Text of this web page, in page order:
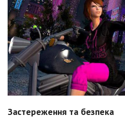
Застереження та безпека